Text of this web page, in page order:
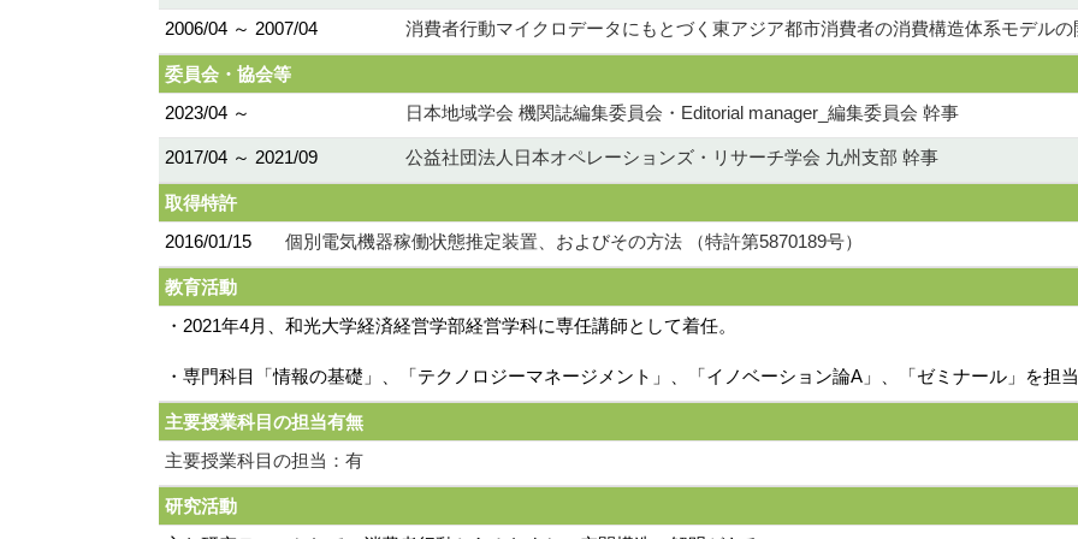
2006/04 ～ 2007/04 消費者行動マイクロデータにもとづく東アジア都市消費者の消費構造体系モデルの
委員会・協会等
2023/04 ～
日本地域学会 機関誌編集委員会・Editorial manager_編集委員会 幹事
2017/04 ～ 2021/09 公益社団法人日本オペレーションズ・リサーチ学会 九州支部 幹事
取得特許
2016/01/15
個別電気機器稼働状態推定装置、およびその方法 （特許第5870189号）
教育活動
・2021年4月、和光大学経済経営学部経営学科に専任講師として着任。
・専門科目「情報の基礎」、「テクノロジーマネージメント」、「イノベーション論A」、「ゼミナール」を担当
主要授業科目の担当有無
主要授業科目の担当：有
研究活動